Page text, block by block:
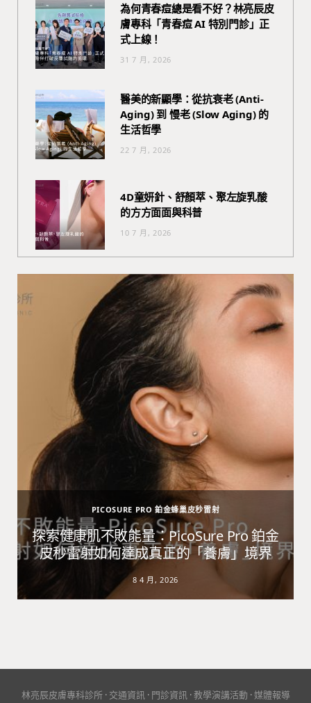
為何青春痘總是看不好？林亮辰皮
膚專科「青春痘 AI 特別門診」正
式上線！
31 7 月, 2026
醫美的新顯學：從抗衰老 (Anti-
Aging) 到 慢老 (Slow Aging) 的
生活哲學
22 7 月, 2026
4D童妍針、舒顏萃、聚左旋乳酸
的方方面面與科普
10 7 月, 2026
PICOSURE PRO 鉑金蜂巢皮秒雷射
探索健康肌不敗能量：PicoSure Pro 鉑金
皮秒雷射如何達成真正的「養膚」境界
8 4 月, 2026
林亮辰皮膚專科診所· 交通資訊· 門診資訊·教學演講活動 ·媒體報導